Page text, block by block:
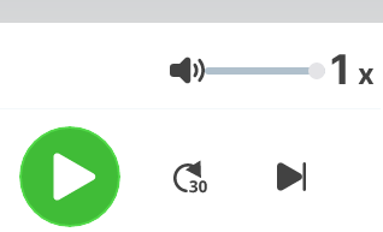
sur le web et les réseaux
sociaux et dans les
déclarations publiques. Vous
aimez ce podcast ? Pour
écouter tous les épisodes
sans limite, rendez-vous sur
Radio France
Volume 1 x